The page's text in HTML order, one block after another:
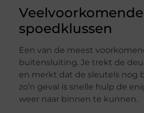
Veelvoorkomende
spoedklussen
Een van de meest
buitensluiting. Je trekt de
en merkt dat de sleutels nog
zo’n geval is snelle hulp de
weer naar binnen te kunnen.